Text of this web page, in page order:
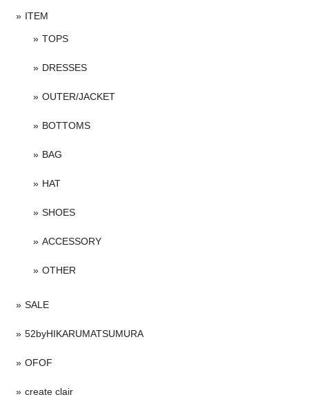
ITEM
TOPS
DRESSES
OUTER/JACKET
BOTTOMS
BAG
HAT
SHOES
ACCESSORY
OTHER
SALE
52byHIKARUMATSUMURA
OFOF
create clair